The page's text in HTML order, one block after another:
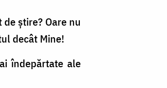
ştire? Oare nu
decât Mine!
îndepărtate ale